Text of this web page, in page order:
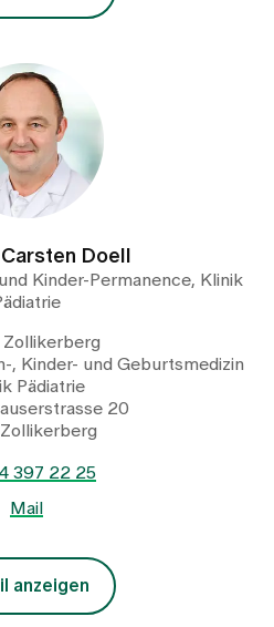
Carsten Doell
Kinder-Permanence, Klinik
Zollikerberg
, Kinder- und Geburtsmedizin
Pädiatrie
20
397 22 25
Mail
anzeigen